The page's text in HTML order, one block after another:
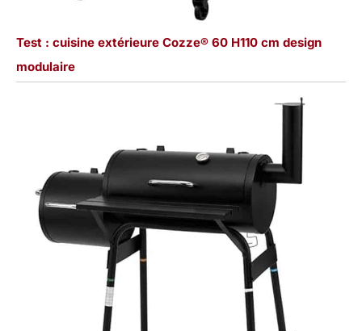
Test : cuisine extérieure Cozze® 60 H110 cm design
modulaire